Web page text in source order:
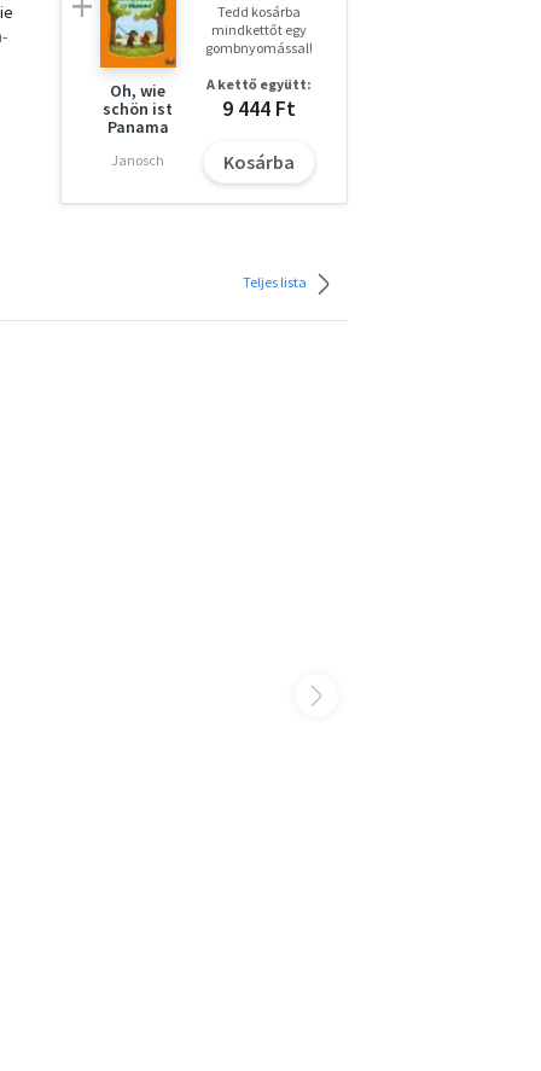
Oh, wie
schön ist
Panama
Janosch
Tedd kosárba
mindkettőt egy
gombnyomással!
A kettő együtt:
9 444 Ft
Kosárba
Teljes lista